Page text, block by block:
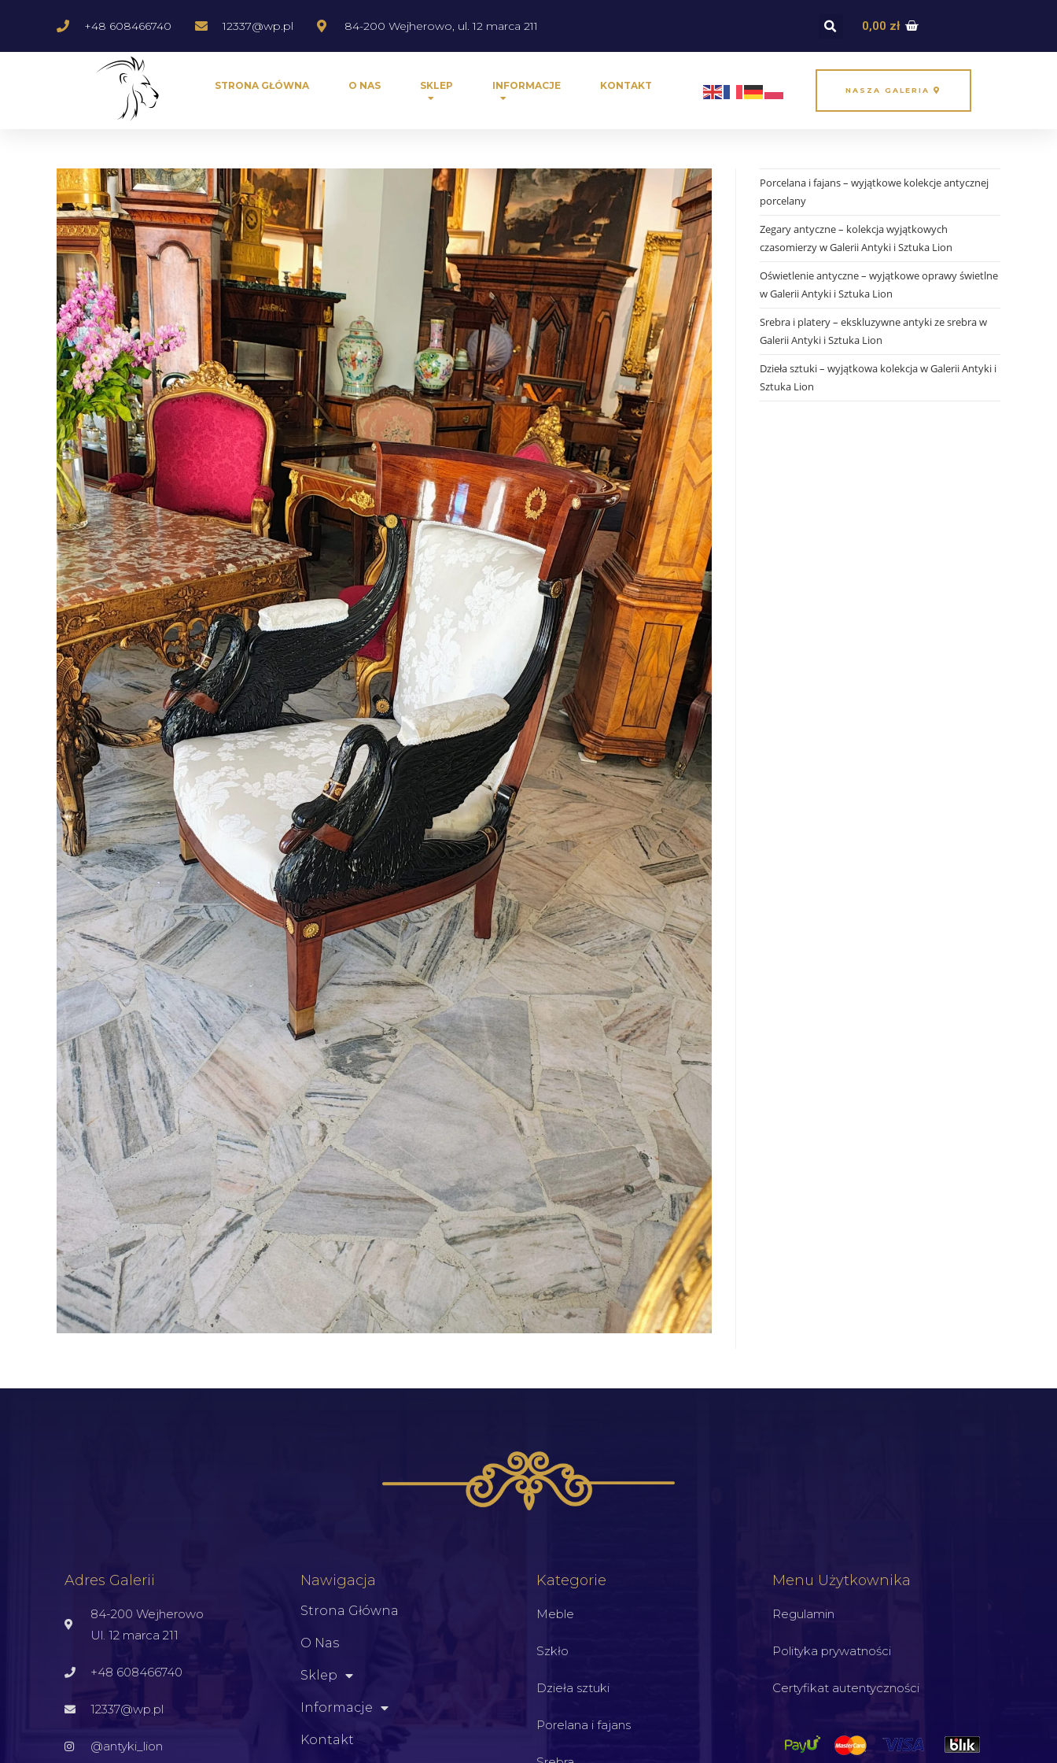
+48 608466740 12337@wp.pl 84-200 Wejherowo, ul. 12 marca 211 0,00 zł
STRONA GŁÓWNA O NAS SKLEP INFORMACJE KONTAKT NASZA GALERIA
Porcelana i fajans – wyjątkowe kolekcje antycznej
porcelany
Zegary antyczne – kolekcja wyjątkowych
czasomierzy w Galerii Antyki i Sztuka Lion
Oświetlenie antyczne – wyjątkowe oprawy świetlne
w Galerii Antyki i Sztuka Lion
Srebra i platery – ekskluzywne antyki ze srebra w
Galerii Antyki i Sztuka Lion
Dzieła sztuki – wyjątkowa kolekcja w Galerii Antyki i
Sztuka Lion
Adres Galerii
84-200 Wejherowo
Ul. 12 marca 211
+48 608466740
12337@wp.pl
@antyki_lion
Nawigacja
Strona Główna
O Nas
Sklep
Informacje
Kontakt
Kategorie
Meble
Szkło
Dzieła sztuki
Porelana i fajans
Menu Użytkownika
Regulamin
Polityka prywatności
Certyfikat autentyczności